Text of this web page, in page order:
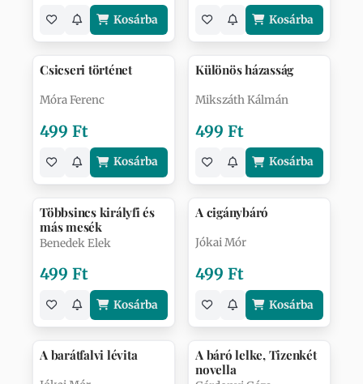
Kosárba Kosárba
Csicseri történet
Móra Ferenc
499 Ft
Kosárba
Különös házasság
Mikszáth Kálmán
499 Ft
Kosárba
Többsincs királyfi és
más mesék
Benedek Elek
499 Ft
Kosárba
A cigánybáró
Jókai Mór
499 Ft
Kosárba
A barátfalvi lévita
A báró lelke, Tizenkét
novella